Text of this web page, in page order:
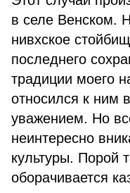
в селе Венском.
нивхское
последнего
традиции моего
относился к ним
уважением. Но
неинтересно
культуры. Порой
оборачивается